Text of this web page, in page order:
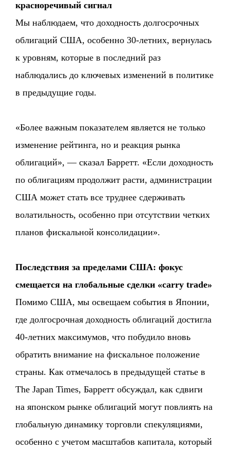
красноречивый сигнал
Мы наблюдаем, что доходность долгосрочных
облигаций США, особенно 30-летних, вернулась
к уровням, которые в последний раз
наблюдались до ключевых изменений в политике
в предыдущие годы.
«Более важным показателем является не только
изменение рейтинга, но и реакция рынка
облигаций», — сказал Барретт. «Если доходность
по облигациям продолжит расти, администрации
США может стать все труднее сдерживать
волатильность, особенно при отсутствии четких
планов фискальной консолидации».
Последствия за пределами США: фокус
смещается на глобальные сделки «carry trade»
Помимо США, мы освещаем события в Японии,
где долгосрочная доходность облигаций достигла
40-летних максимумов, что побудило вновь
обратить внимание на фискальное положение
страны. Как отмечалось в предыдущей статье в
The Japan Times, Барретт обсуждал, как сдвиги
на японском рынке облигаций могут повлиять на
глобальную динамику торговли спекуляциями,
особенно с учетом масштабов капитала, который